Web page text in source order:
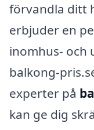
förvandla ditt
erbjuder en
inomhus- och
balkong-
experter på
kan ge dig